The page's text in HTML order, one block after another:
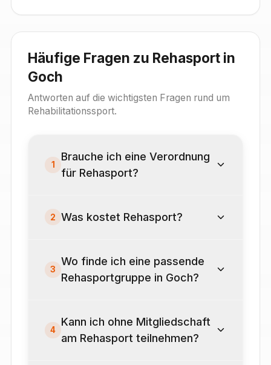
Häufige Fragen zu Rehasport in
Goch
Antworten auf die wichtigsten Fragen rund um
Rehabilitationssport.
1
Brauche ich eine Verordnung
für Rehasport?
2 Was kostet Rehasport?
3
Wo finde ich eine passende
Rehasportgruppe in Goch?
4
Kann ich ohne Mitgliedschaft
am Rehasport teilnehmen?